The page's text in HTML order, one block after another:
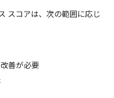
スコアは、次の範囲に応じ
善が必要